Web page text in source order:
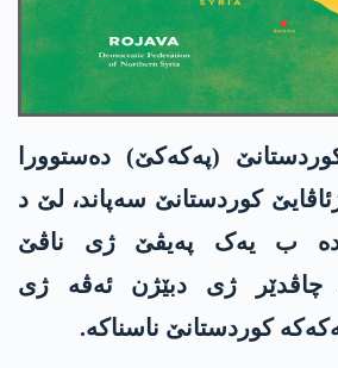
(پەکەکێ) دەستوورا
کوردستانێ سەپاند، لێ د
ب یەک پەیڤێ ژی ناڤێ
چاڤدێر ژی دبێژن ئەڤە ژی
کوردستانێ ناسناکە.